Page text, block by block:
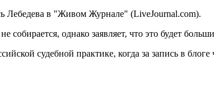
Лебедева в "Живом Журнале" (LiveJournal.com).
собирается, однако заявляет, что это будет
судебной практике, когда за запись в блоге